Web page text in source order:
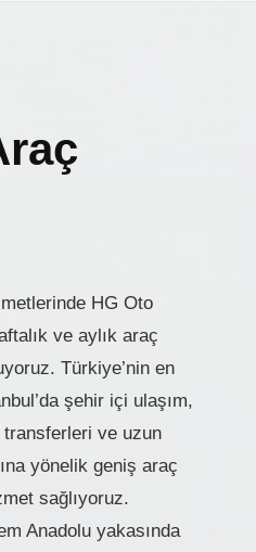
HG Oto
ve aylık araç
Türkiye’nin en
şehir içi ulaşım,
transferleri ve uzun
yönelik geniş araç
sağlıyoruz.
Anadolu yakasında